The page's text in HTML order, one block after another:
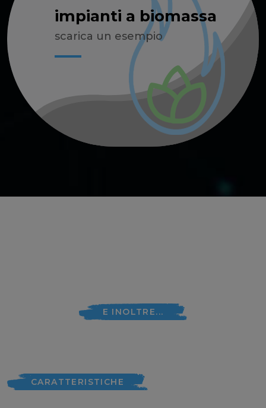
impianti a biomassa
scarica un esempio
E INOLTRE...
CARATTERISTICHE